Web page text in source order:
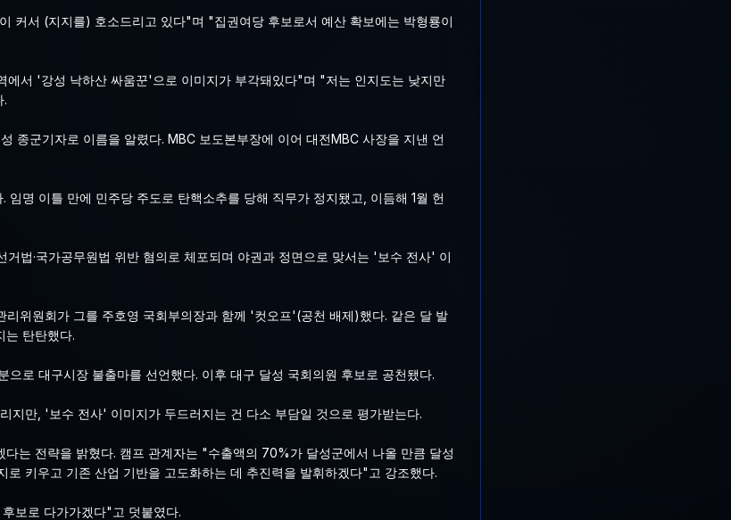
커서 (지지를) 호소드리고 있다"며 "집권여당 후보로서 예산 확보에는 박형룡이
서 '강성 낙하산 싸움꾼'으로 이미지가 부각돼있다"며 "저는 인지도는 낮지만
.
종군기자로 이름을 알렸다. MBC 보도본부장에 이어 대전MBC 사장을 지낸 언
명 이틀 만에 민주당 주도로 탄핵소추를 당해 직무가 정지됐고, 이듬해 1월 헌
법·국가공무원법 위반 혐의로 체포되며 야권과 정면으로 맞서는 '보수 전사' 이
위원회가 그를 주호영 국회부의장과 함께 '컷오프'(공천 배제)했다. 같은 달 발
는 탄탄했다.
로 대구시장 불출마를 선언했다. 이후 대구 달성 국회의원 후보로 공천됐다.
지만, '보수 전사' 이미지가 두드러지는 건 다소 부담일 것으로 평가받는다.
는 전략을 밝혔다. 캠프 관계자는 "수출액의 70%가 달성군에서 나올 만큼 달성
키우고 기존 산업 기반을 고도화하는 데 추진력을 발휘하겠다"고 강조했다.
보로 다가가겠다"고 덧붙였다.